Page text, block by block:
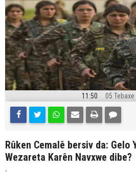
11:50 05 Tebaxe
Rûken Cemalê bersiv da: Gelo
Wezareta Karên Navxwe dibe?
.